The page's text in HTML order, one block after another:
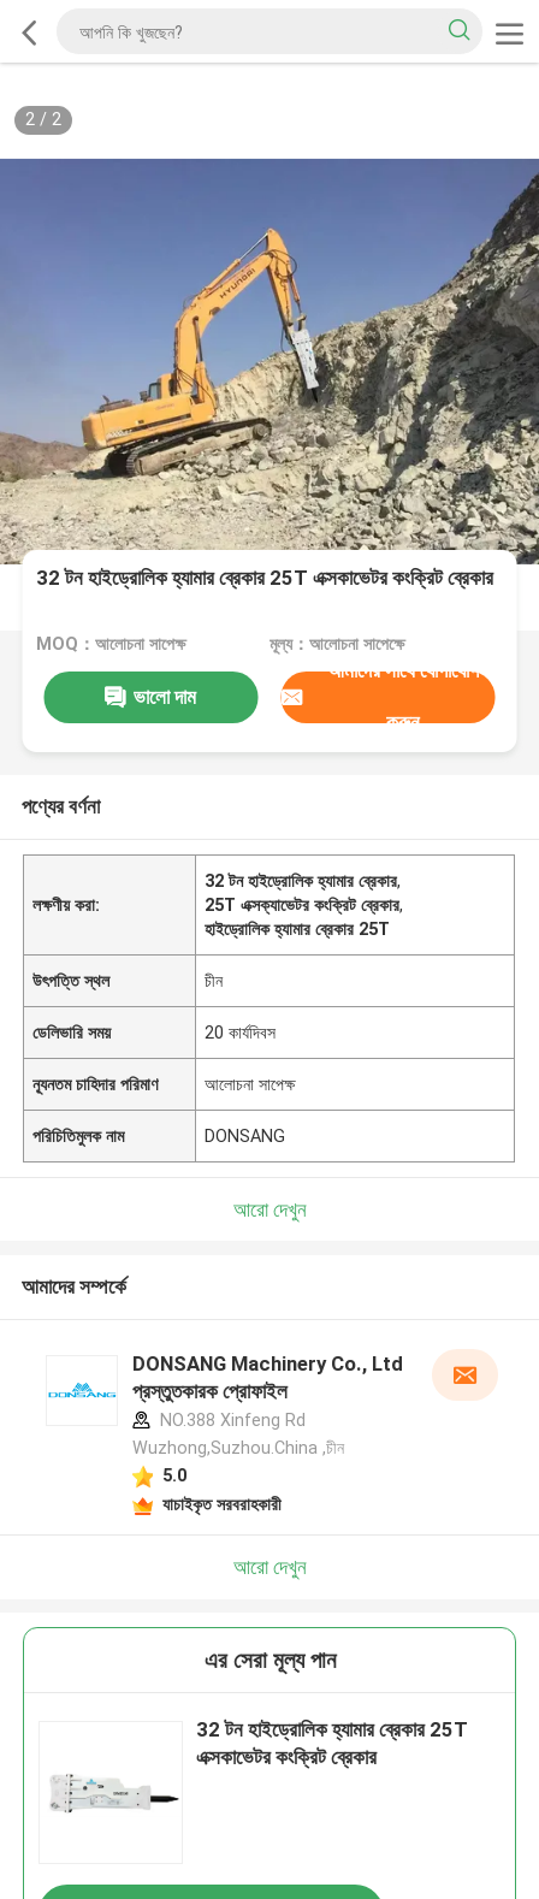
2/ 2
32 টন হাইড্রোলিক হ্যামার ব্রেকার 25T এক্সকাভেটর কংক্রিট ব্রেকার
MOQ：আলোচনা সাপেক্ষ মূল্য：আলোচনা সাপেক্ষে
ভালো দাম
আমাদের সাথে যোগাযোগ
করুন
পণ্যের বর্ণনা
লক্ষণীয় করা:
32 টন হাইড্রোলিক হ্যামার ব্রেকার,
25T এক্সক্যাভেটর কংক্রিট ব্রেকার,
হাইড্রোলিক হ্যামার ব্রেকার 25T
উৎপত্তি স্থল চীন
ডেলিভারি সময় 20 কার্যদিবস
ন্যূনতম চাহিদার পরিমাণ আলোচনা সাপেক্ষ
পরিচিতিমুলক নাম DONSANG
আরো দেখুন
আমাদের সম্পর্কে
DONSANG Machinery Co., Ltd
প্রস্তুতকারক প্রোফাইল
NO.388 Xinfeng Rd
Wuzhong,Suzhou.China ,চীন
5.0
যাচাইকৃত সরবরাহকারী
আরো দেখুন
এর সেরা মূল্য পান
32 টন হাইড্রোলিক হ্যামার ব্রেকার 25T
এক্সকাভেটর কংক্রিট ব্রেকার